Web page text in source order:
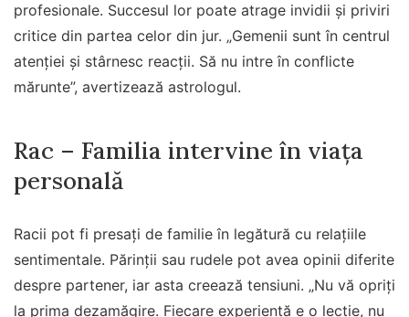
profesionale. Succesul lor poate atrage invidii și priviri
critice din partea celor din jur. „Gemenii sunt în centrul
atenției și stârnesc reacții. Să nu intre în conflicte
mărunte”, avertizează astrologul.
Rac – Familia intervine în viața
personală
Racii pot fi presați de familie în legătură cu relațiile
sentimentale. Părinții sau rudele pot avea opinii diferite
despre partener, iar asta creează tensiuni. „Nu vă opriți
la prima dezamăgire. Fiecare experiență e o lecție, nu